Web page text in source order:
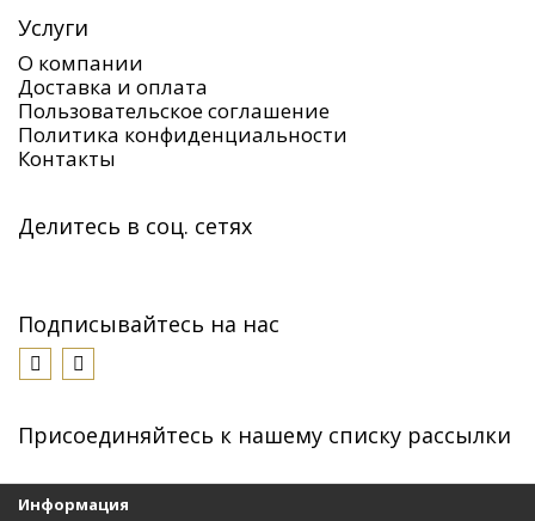
Услуги
О компании
Доставка и оплата
Пользовательское соглашение
Политика конфиденциальности
Контакты
Делитесь в соц. сетях
Подписывайтесь на нас
Присоединяйтесь к нашему списку рассылки
Информация